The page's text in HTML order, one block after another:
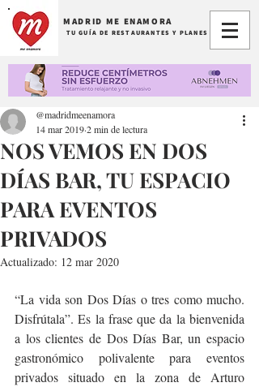
MADRID ME ENAMORA
TU GUÍA DE RESTAURANTES Y PLANES
NOS VEMOS EN DOS
DÍAS BAR, TU ESPACIO
PARA EVENTOS
PRIVADOS
@madridmeenamora
14 mar 20192 min de lectura
Actualizado: 12 mar 2020
“La vida son Dos Días o tres como mucho.
Disfrútala”. Es la frase que da la bienvenida
a los clientes de Dos Días Bar, un espacio
gastronómico polivalente para eventos
privados situado en la zona de Arturo